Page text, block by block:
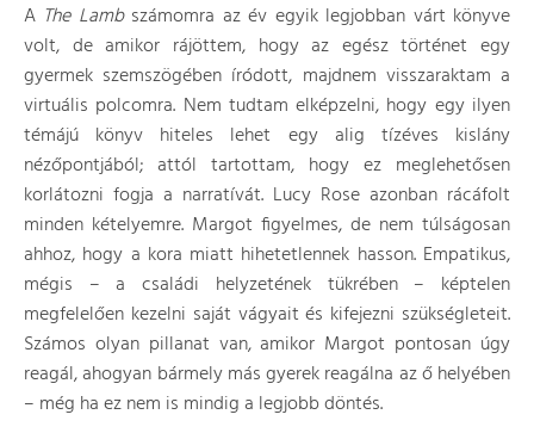
The Lambszámomra az év egyik legjobban várt könyve
volt, de amikor rájöttem, hogy az egész történet egy
gyermek szemszögében íródott, majdnem visszaraktam a
virtuális polcomra. Nem tudtam elképzelni, hogy egy ilyen
témájú könyv hiteles lehet egy alig tízéves kislány
nézőpontjából; attól tartottam, hogy ez meglehetősen
korlátozni fogja a narratívát. Lucy Rose azonban rácáfolt
minden kételyemre. Margot figyelmes, de nem túlságosan
ahhoz, hogy a kora miatt hihetetlennek hasson. Empatikus,
mégis – a családi helyzetének tükrében – képtelen
megfelelően kezelni saját vágyait és kifejezni szükségleteit.
Számos olyan pillanat van, amikor Margot pontosan úgy
reagál, ahogyan bármely más gyerek reagálna az ő helyében
– még ha ez nem is mindig a legjobb döntés.